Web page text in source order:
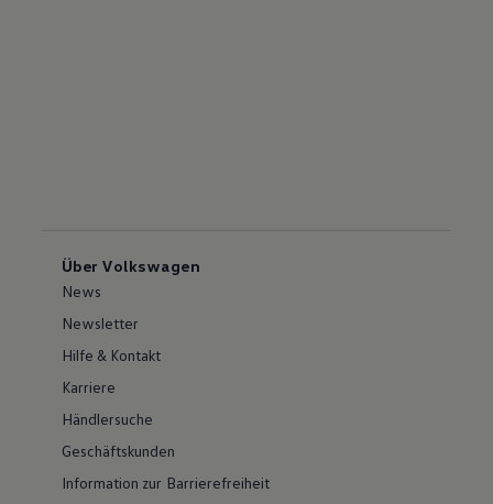
Über Volkswagen
News
Newsletter
Hilfe & Kontakt
Karriere
Händlersuche
Geschäftskunden
Information zur Barrierefreiheit